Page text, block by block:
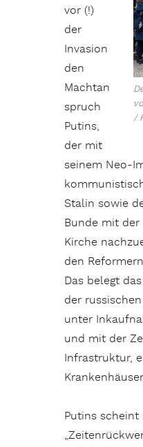
/
vor (!)
der
Invasion
den
Machtan
spruch
Putins,
der mit
seinem Neo-
Stalin sowie
Bunde mit
Kirche
den
Das belegt
der
unter
und mit der
Infrastruktur,
Putins